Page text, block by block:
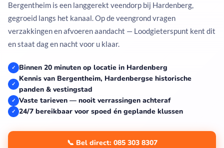
Bergentheim is een langgerekt veendorp bij Hardenberg,
gegroeid langs het kanaal. Op de veengrond vragen
verzakkingen en afvoeren aandacht — Loodgieterspunt kent dit
en staat dag en nacht voor u klaar.
✓ Binnen 20 minuten op locatie in Hardenberg
✓
Kennis van Bergentheim, Hardenbergse historische
panden & vestingstad
✓ Vaste tarieven — nooit verrassingen achteraf
✓ 24/7 bereikbaar voor spoed én geplande klussen
📞 Bel direct: 085 303 8307